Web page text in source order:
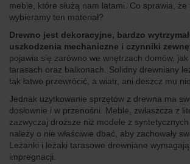
meble, które służą nam latami. Co sprawia, że
wybieramy ten materiał?
Drewno jest dekoracyjne, bardzo
uszkodzenia mechaniczne i czynniki
pojawia się zarówno we wnętrzach domów,
tarasach oraz balkonach. Solidny drewniany
tak łatwo przewrócić, a wiatr, ani deszcz mu
Jednak użytkowanie sprzętów z drewna ma
dosłownie i w przenośni. Meble, zwłaszcza z
zazwyczaj droższe niż modele z
należy o nie właściwie dbać, aby zachowały
Leżanki i leżaki tarasowe drewniane
impregnacji.